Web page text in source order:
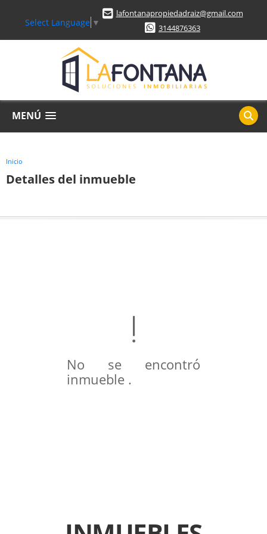
Select Language ▼
lafontanapropiedadraiz@gmail.com
3144876363
MENÚ
Inicio
Detalles del inmueble
No se encontró
inmueble .